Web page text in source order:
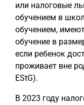
или налоговые
обучением в
обучением,
обучение в
если ребенок
проживает вне
EStG).
В 2023 году